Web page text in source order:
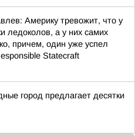
Америку тревожит, что у
ледоколов, а у них самих
причем, один уже успел
Statecraft
город предлагает десятки